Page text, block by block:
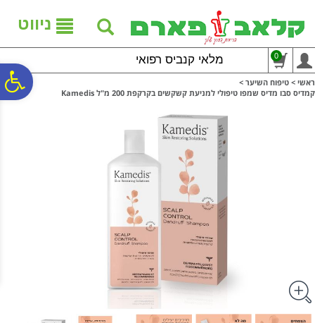
נגישות
אתר
המרכזי
ניווט
מלאי קנביס רפואי 0
ראשי > טיפוח השיער >
קמדיס סבו מדיס שמפו טיפולי למניעת קשקשים בקרקפת 200 מ"ל Kamedis